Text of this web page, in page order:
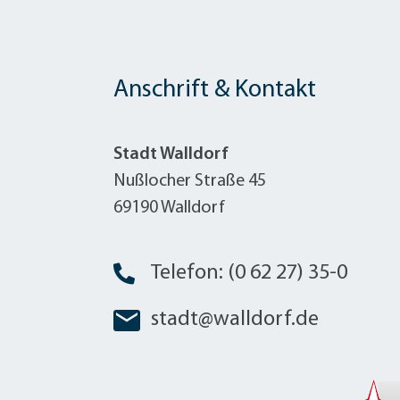
Anschrift & Kontakt
Stadt Walldorf
Nußlocher Straße 45
69190 Walldorf
Telefon: (0 62 27) 35-0
stadt@walldorf.de